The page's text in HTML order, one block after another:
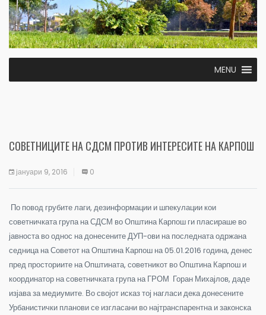
MENU
СОВЕТНИЦИТЕ НА СДСМ ПРОТИВ ИНТЕРЕСИТЕ НА КАРПОШ
јануари 9, 2016 0
По повод грубите лаги, дезинформации и шпекулации кои
советничката група на СДСМ во Општина Карпош ги пласираше во
јавноста во однос на донесените ДУП-ови на последната одржана
седница на Советот на Општина Карпош на 05.01.2016 година, денес
пред просториите на Општината, советникот во Општина Карпош и
координатор на советничката група на ГРОМ Горан Михајлов, даде
изјава за медиумите. Во својот исказ тој нагласи дека донесените
Урбанистички планови се изгласани во најтранспарентна и законска